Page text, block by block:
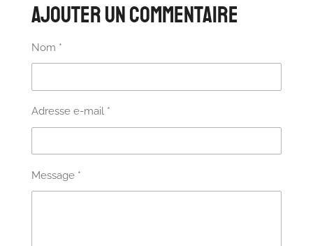
Ajouter un commentaire
Nom *
Adresse e-mail *
Message *